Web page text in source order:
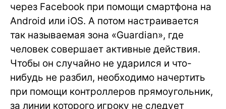
через Facebook при помощи смартфона на
Android или iOS. А потом настраивается
так называемая зона «Guardian», где
человек совершает активные действия.
Чтобы он случайно не ударился и что-
нибудь не разбил, необходимо начертить
при помощи контроллеров прямоугольник,
за линии которого игроку не следует